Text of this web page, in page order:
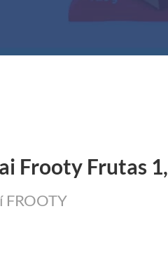
Frooty Frutas
FROOTY